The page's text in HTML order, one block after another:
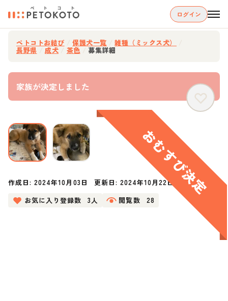
ログイン
ペトコトお結び 保護犬一覧 雑種（ミックス犬）
長野県 成犬 茶色 募集詳細
家族が決定しました
作成日:2024年10月03日 更新日: 2024年10月22日
お気に入り登録数
3人 閲覧数 28